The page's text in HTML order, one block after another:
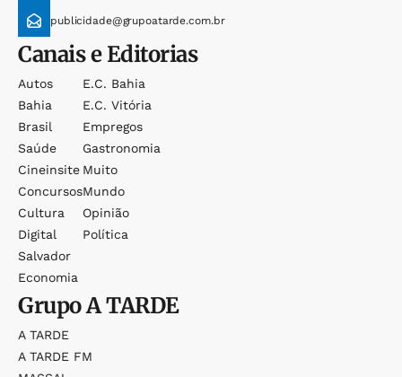
publicidade@grupoatarde.com.br
Canais e Editorias
Autos
Bahia
Brasil
Saúde
Cineinsite
Concursos
Cultura
Digital
Salvador
Economia
E.c. Bahia
E.c. Vitória
Empregos
Gastronomia
Muito
Mundo
Opinião
Política
GrupoA TARDE
A TARDE
A TARDE FM